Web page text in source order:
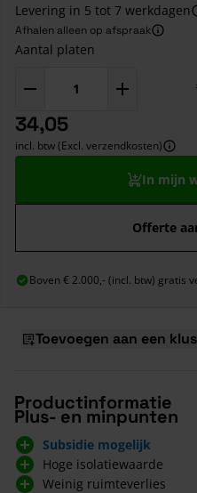
Levering in 5 tot 7 werkdagen
Afhalen alleen op afspraak
Aantal platen
34,05
incl. btw (Excl. verzendkosten)
In mijn
Offerte
Boven € 2.000,- (incl. btw) gratis
Toevoegen aan een
Productinformatie
Plus- en minpunten
Subsidie mogelijk
Hoge isolatiewaarde
Weinig ruimteverlies